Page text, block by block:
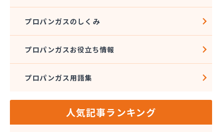
株式会社ムクノ
株式会社ムロミ
株式会社因幡燃料商会
株式会社永興エナジー
株式会社液化ガス
株式会社奥村商会
株式会社解放ガスセンター
株式会社丸 藤
プロパンガスのしくみ
プロパンガスお役立ち情報
プロパンガス用語集
人気記事ランキング